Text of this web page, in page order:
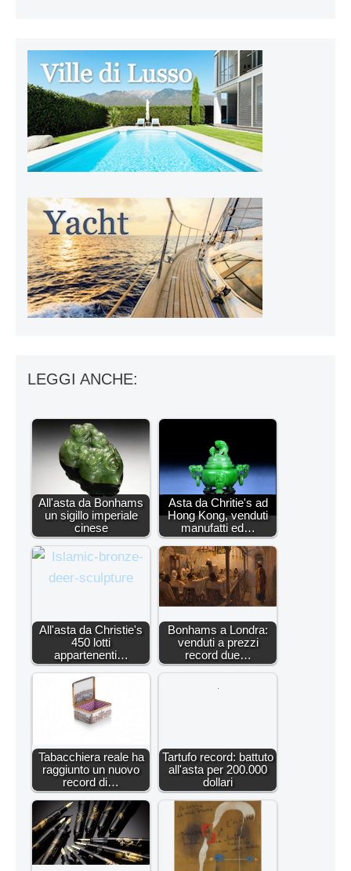
LEGGI ANCHE:
All'asta da Bonhams
un sigillo imperiale
cinese
Asta da Chritie's ad
Hong Kong, venduti
manufatti ed…
All'asta da Christie's
450 lotti
appartenenti…
Bonhams a Londra:
venduti a prezzi
record due…
Tabacchiera reale ha
raggiunto un nuovo
record di…
Tartufo record: battuto
all'asta per 200.000
dollari